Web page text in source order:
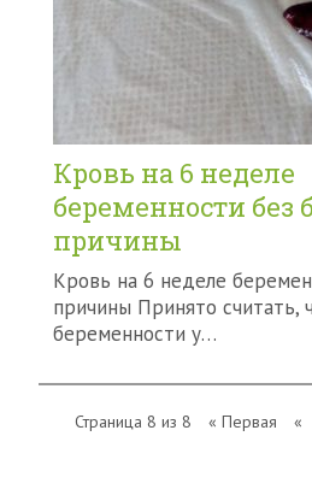
Кровь на 6 неделе
беременности без
причины
Кровь на 6 неделе
причины Принято считать,
беременности у…
Страница 8 из 8 « Первая «